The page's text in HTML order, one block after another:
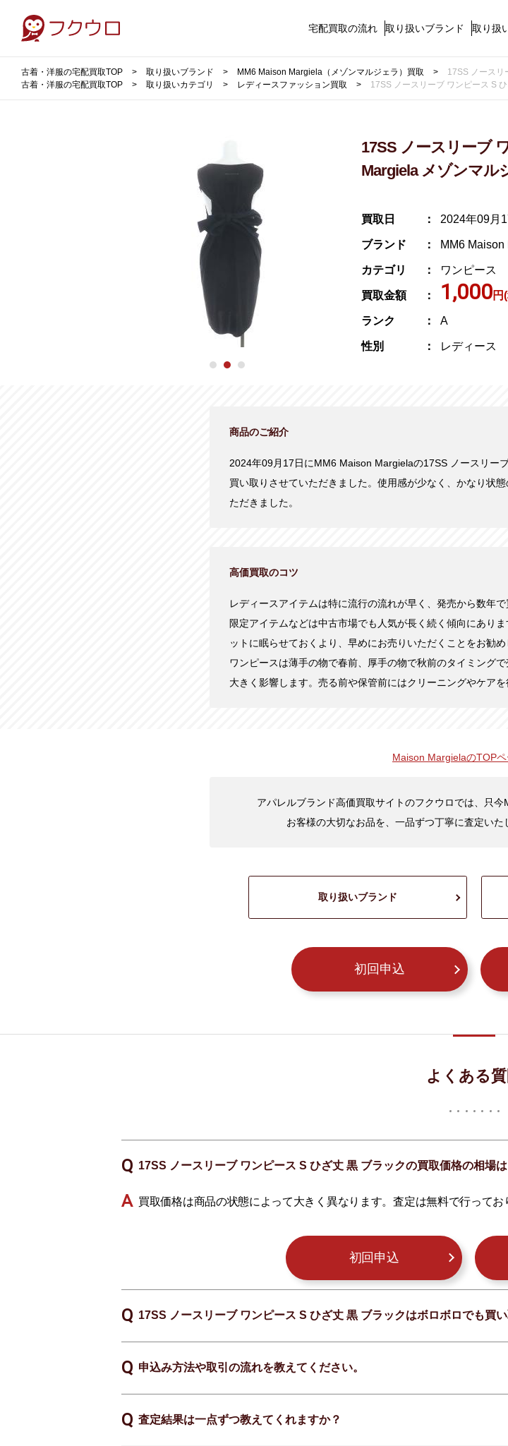
宅配買取の流れ 取り扱いブランド 取り扱
古着・洋服の宅配買取TOP 取り扱いブランド MM6 Maison Margiela（メゾンマルジェラ）買取
17SS ノースリ
古着・洋服の宅配買取TOP
取り扱いカテゴリ レディースファッション買取 17SS ノースリーブ ワンピース S
17SS ノースリーブ
Margiela メゾンマル
買取日 2024年09月
ブランド MM6 Maison
カテゴリ ワンピース
買取金額 1,000円
ランク A
性別 レディース
商品のご紹介
2024年09月17日にMM6 Maison Margielaの17SS ノースリー
買い取りさせていただきました。使用感が少なく、かなり状
ただきました。
高価買取のコツ
レディースアイテムは特に流行の流れが早く、発売から数年
限定アイテムなどは中古市場でも人気が長く続く傾向にあり
ットに眠らせておくより、早めにお売りいただくことをお勧め
ワンピースは薄手の物で春前、厚手の物で秋前のタイミング
大きく影響します。売る前や保管前にはクリーニングやケア
Maison MargielaのTOP
アパレルブランド高価買取サイトのフクウロでは、只
お客様の大切なお品を、一品ずつ丁寧に査定いた
取り扱いブランド
初回申込
よくある質
17SS ノースリーブ ワンピース S ひざ丈 黒 ブラックの買取価格の相場
買取価格は商品の状態によって大きく異なります。査定は無料で行ってお
初回申込
17SS ノースリーブ ワンピース S ひざ丈 黒 ブラックはボロボロでも買
申込み方法や取引の流れを教えてください。
査定結果は一点ずつ教えてくれますか？